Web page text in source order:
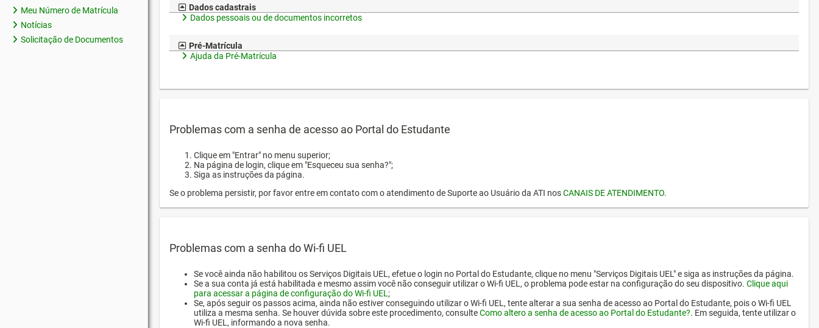
Meu Número de Matrícula
Notícias
Solicitação de Documentos
Dados cadastrais
Dados pessoais ou de documentos incorretos
Pré-Matrícula
Ajuda da Pré-Matrícula
Problemas com a senha de acesso ao Portal do Estudante
Clique em "Entrar" no menu superior;
Na página de login, clique em "Esqueceu sua senha?";
Siga as instruções da página.
Se o problema persistir, por favor entre em contato com o atendimento de Suporte ao Usuário da ATI nosCANAIS DE ATENDIMENTO.
Problemas com a senha do Wi-fi UEL
Se você ainda não habilitou os Serviços Digitais UEL, efetue o login no Portal do Estudante, clique no menu "Serviços Digitais UEL" e siga as instruções da página.
Se a sua conta já está habilitada e mesmo assim você não conseguir utilizar o Wi-fi UEL, o problema pode estar na configuração do seu dispositivo. Clique aqui
para acessar a página de configuração do Wi-fi UEL ;
Se, após seguir os passos acima, ainda não estiver conseguindo utilizar o Wi-fi UEL, tente alterar a sua senha de acesso ao Portal do Estudante, pois o Wi-fi UEL
utiliza a mesma senha. Se houver dúvida sobre este procedimento, consulteComo altero a senha de acesso ao Portal do Estudante?. Em seguida, tente utilizar o
Wi-fi UEL, informando a nova senha.